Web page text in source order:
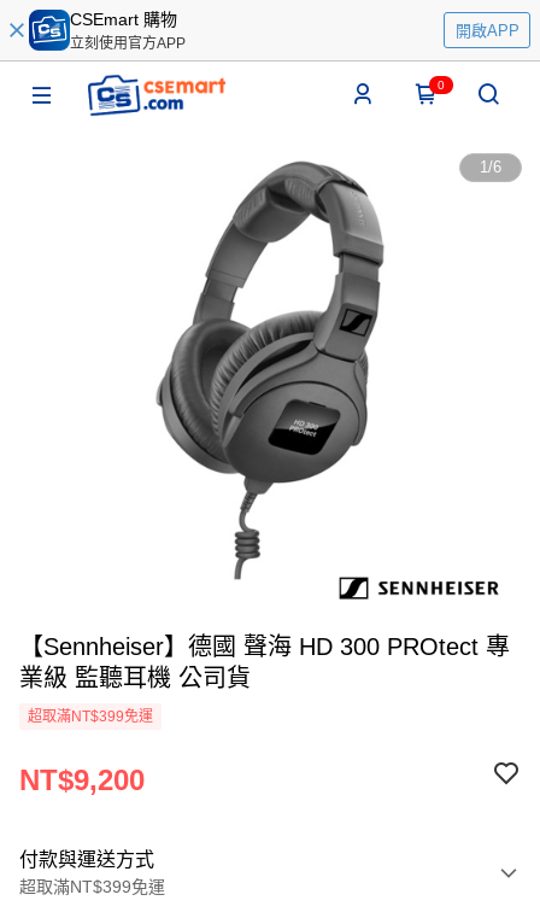
CSEmart 購物
立刻使用官方APP
開啟APP
0
1/6
【Sennheiser】德國 聲海 HD 300 PROtect 專
業級 監聽耳機 公司貨
超取滿NT$399免運
NT$9,200
付款與運送方式
超取滿NT$399免運